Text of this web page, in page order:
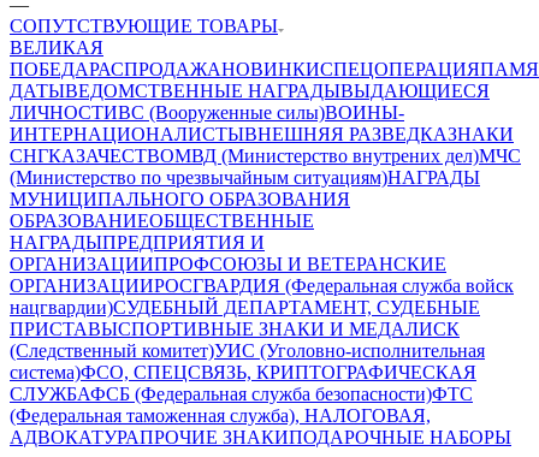
—
СОПУТСТВУЮЩИЕ ТОВАРЫ
ВЕЛИКАЯ
ПОБЕДАРАСПРОДАЖАНОВИНКИСПЕЦОПЕРАЦИЯ
ДАТЫВЕДОМСТВЕННЫЕ НАГРАДЫВЫДАЮЩИЕСЯ
ЛИЧНОСТИВС (Вооруженные силы)ВОИНЫ-
ИНТЕРНАЦИОНАЛИСТЫВНЕШНЯЯ РАЗВЕДКАЗНАКИ
СНГКАЗАЧЕСТВОМВД (Министерство внутрених дел)МЧС
(Министерство по чрезвычайным ситуациям)НАГРАДЫ
МУНИЦИПАЛЬНОГО ОБРАЗОВАНИЯ
ОБРАЗОВАНИЕОБЩЕСТВЕННЫЕ
НАГРАДЫПРЕДПРИЯТИЯ И
ОРГАНИЗАЦИИПРОФСОЮЗЫ И ВЕТЕРАНСКИЕ
ОРГАНИЗАЦИИРОСГВАРДИЯ (Федеральная служба войск
нацгвардии)СУДЕБНЫЙ ДЕПАРТАМЕНТ, СУДЕБНЫЕ
ПРИСТАВЫСПОРТИВНЫЕ ЗНАКИ И МЕДАЛИСК
(Следственный комитет)УИС (Уголовно-исполнительная
система)ФСО, СПЕЦСВЯЗЬ, КРИПТОГРАФИЧЕСКАЯ
СЛУЖБАФСБ (Федеральная служба безопасности)ФТС
(Федеральная таможенная служба), НАЛОГОВАЯ,
АДВОКАТУРАПРОЧИЕ ЗНАКИПОДАРОЧНЫЕ НАБОРЫ